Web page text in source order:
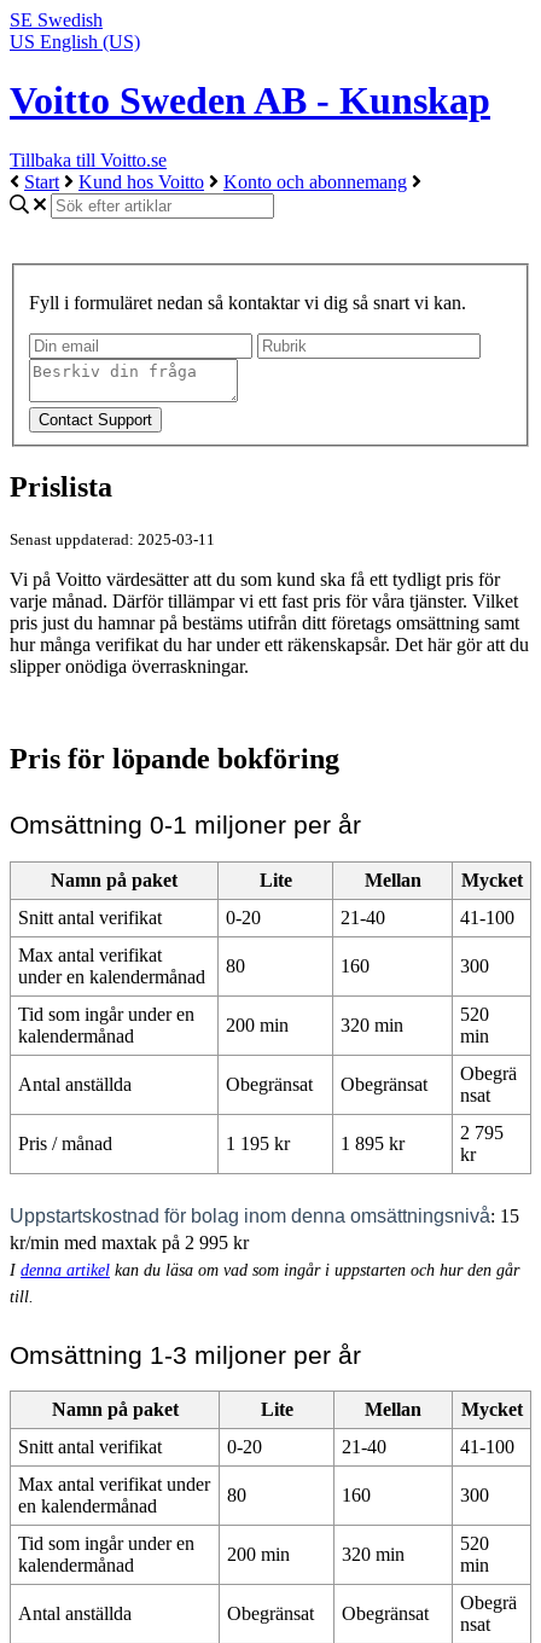
SE Swedish
US English (US)
Voitto Sweden AB - Kunskap
Tillbaka till Voitto.se
Start
Kund hos Voitto Konto och abonnemang
Fyll i formuläret nedan så kontaktar vi dig så snart vi kan.
Prislista
Senast uppdaterad: 2025-03-11
Vi på Voitto värdesätter att du som kund ska få ett tydligt pris för
varje månad. Därför tillämpar vi ett fast pris för våra tjänster. Vilket
pris just du hamnar på bestäms utifrån ditt företags omsättning samt
hur många verifikat du har under ett räkenskapsår. Det här gör att du
slipper onödiga överraskningar.
Pris för löpande bokföring
Omsättning 0-1 miljoner per år
Namn på paket Lite Mellan
Mycket
Snitt antal verifikat
0-20 21-40
41-100
Max antal verifikat
under en kalendermånad
80 160 300
Tid som ingår under en
kalendermånad
200 min 320 min
520
min
Antal anställda Obegränsat Obegränsat
Obegrä
nsat
Pris / månad 1 195 kr 1 895 kr
2 795
kr
Uppstartskostnad för bolag inom denna omsättningsnivå: 15
kr/min med maxtak på 2 995 kr
I denna artikel kan du läsa om vad som ingår i uppstarten och hur den går
till.
Omsättning 1-3 miljoner per år
Namn på paket Lite Mellan
Mycket
Snitt antal verifikat
0-20 21-40
41-100
Max antal verifikat under
en kalendermånad
80 160 300
Tid som ingår under en
kalendermånad
200 min 320 min
520
min
Antal anställda Obegränsat Obegränsat
Obegrä
nsat